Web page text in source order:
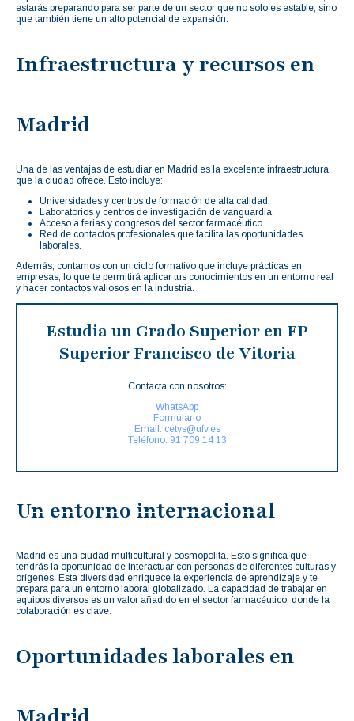
estarás preparando para ser parte de un sector que no solo es estable, sino
que también tiene un alto potencial de expansión.
Infraestructura y recursos en
Madrid
Una de las ventajas de estudiar en Madrid es la excelente infraestructura
que la ciudad ofrece. Esto incluye:
Universidades y centros de formación de alta calidad.
Laboratorios y centros de investigación de vanguardia.
Acceso a ferias y congresos del sector farmacéutico.
Red de contactos profesionales que facilita las oportunidades
laborales.
Además, contamos con un ciclo formativo que incluye prácticas en
empresas, lo que te permitirá aplicar tus conocimientos en un entorno real
y hacer contactos valiosos en la industria.
Estudia un Grado Superior en FP
Superior Francisco de Vitoria
Contacta con nosotros:
WhatsApp
Formulario
Email: cetys@ufv.es
Teléfono: 91 709 14 13
Un entorno internacional
Madrid es una ciudad multicultural y cosmopolita. Esto significa que
tendrás la oportunidad de interactuar con personas de diferentes culturas y
orígenes. Esta diversidad enriquece la experiencia de aprendizaje y te
prepara para un entorno laboral globalizado. La capacidad de trabajar en
equipos diversos es un valor añadido en el sector farmacéutico, donde la
colaboración es clave.
Oportunidades laborales en